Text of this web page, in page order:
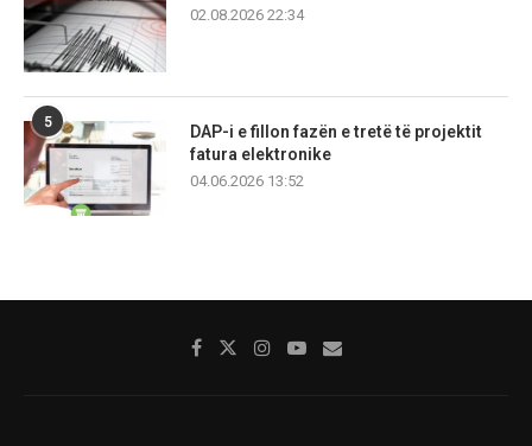
02.08.2026 22:34
5
DAP-i e fillon fazën e tretë të projektit
fatura elektronike
04.06.2026 13:52